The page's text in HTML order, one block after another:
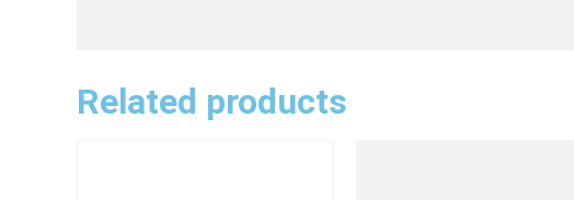
Related products